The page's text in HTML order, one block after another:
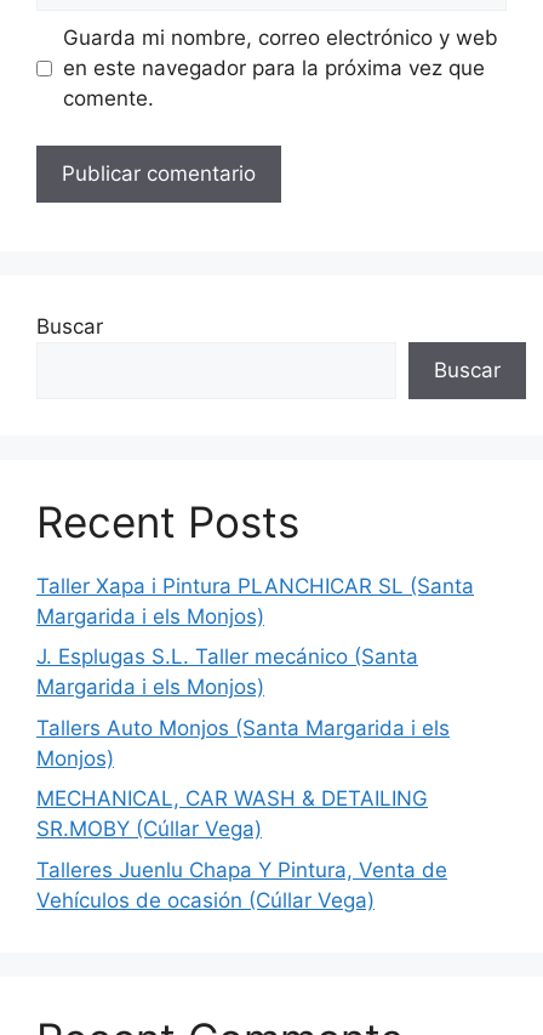
Guarda mi nombre, correo electrónico y web
en este navegador para la próxima vez que
comente.
Buscar
Buscar
Recent Posts
Taller Xapa i Pintura PLANCHICAR SL (Santa
Margarida i els Monjos)
J. Esplugas S.L. Taller mecánico (Santa
Margarida i els Monjos)
Tallers Auto Monjos (Santa Margarida i els
Monjos)
MECHANICAL, CAR WASH & DETAILING
SR.MOBY (Cúllar Vega)
Talleres Juenlu Chapa Y Pintura, Venta de
Vehículos de ocasión (Cúllar Vega)